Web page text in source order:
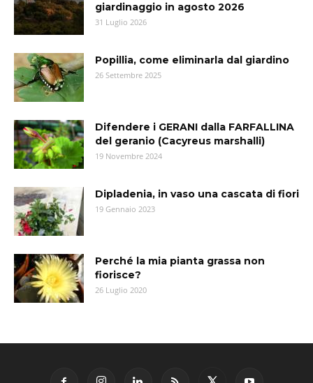
giardinaggio in agosto 2026
31 Luglio 2026
Popillia, come eliminarla dal giardino
26 Settembre 2025
Difendere i GERANI dalla FARFALLINA
del geranio (Cacyreus marshalli)
19 Novembre 2024
Dipladenia, in vaso una cascata di fiori
19 Gennaio 2023
Perché la mia pianta grassa non
fiorisce?
26 Luglio 2020